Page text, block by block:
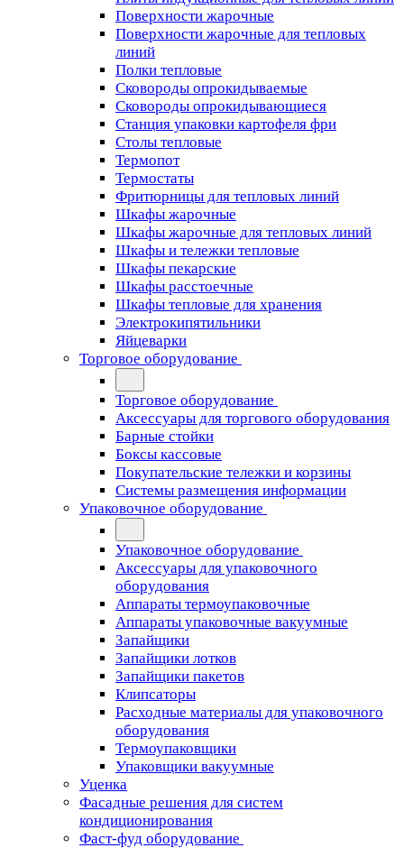
Поверхности жарочные
Поверхности жарочные для тепловых
линий
Полки тепловые
Сковороды опрокидываемые
Сковороды опрокидывающиеся
Станция упаковки картофеля фри
Столы тепловые
Термопот
Термостаты
Фритюрницы для тепловых линий
Шкафы жарочные
Шкафы жарочные для тепловых линий
Шкафы и тележки тепловые
Шкафы пекарские
Шкафы расстоечные
Шкафы тепловые для хранения
Электрокипятильники
Яйцеварки
Торговое оборудование
Торговое оборудование
Аксессуары для торгового оборудования
Барные стойки
Боксы кассовые
Покупательские тележки и корзины
Системы размещения информации
Упаковочное оборудование
Упаковочное оборудование
Аксессуары для упаковочного
оборудования
Аппараты термоупаковочные
Аппараты упаковочные вакуумные
Запайщики
Запайщики лотков
Запайщики пакетов
Клипсаторы
Расходные материалы для упаковочного
оборудования
Термоупаковщики
Упаковщики вакуумные
Уценка
Фасадные решения для систем
кондиционирования
Фаст-фуд оборудование